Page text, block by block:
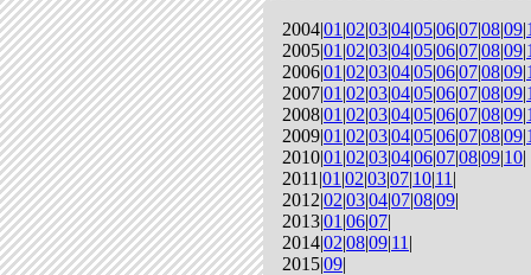
2004|01 |02|03|04|05|06|07|08|09|
2005|01 |02|03|04|05|06|07|08|09|
2006|01 |02|03|04|05|06|07|08|09|
2007|01 |02|03|04|05|06|07|08|09|
2008|01 |02|03|04|05|06|07|08|09|
2009|01 |02|03|04|05|06|07|08|09|
2010|01 |02|03|04|06|07|08|09|10|
2011|01 |02|03|07|10|11 |
2012|02|03|04|07|08|09|
2013|01 |06|07|
2014|02|08|09|11 |
2015|09|